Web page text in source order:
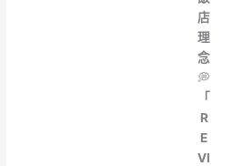
店
理
念
💭
「
R
E
VI